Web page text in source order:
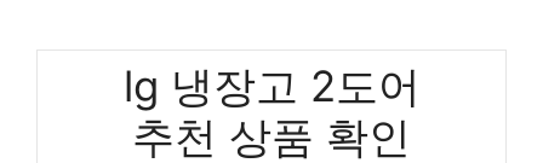
lg 냉장고 2도어
추천 상품 확인